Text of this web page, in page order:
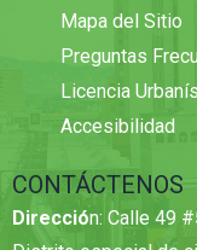
Mapa del Sitio
Preguntas
Licencia
Accesibilidad
CONTÁCTENOS
Dirección: Calle 49